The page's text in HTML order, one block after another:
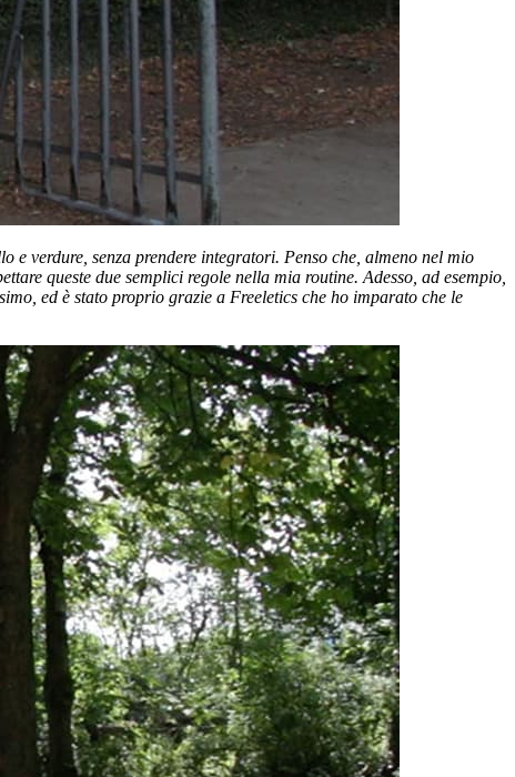
verdure, senza prendere integratori. Penso che, almeno nel mio
queste due semplici regole nella mia routine. Adesso, ad esempio,
ed è stato proprio grazie a Freeletics che ho imparato che le